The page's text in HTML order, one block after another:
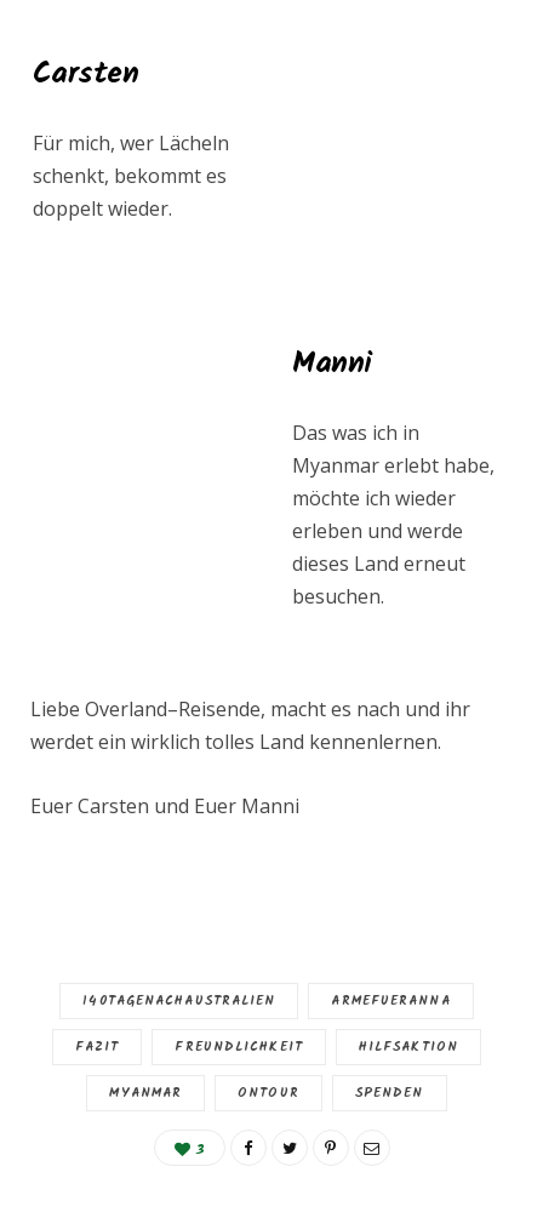
Carsten
Für mich, wer Lächeln
schenkt, bekommt es
doppelt wieder.
Manni
Das was ich in
Myanmar erlebt habe,
möchte ich wieder
erleben und werde
dieses Land erneut
besuchen.
Liebe Overland–Reisende, macht es nach und ihr
werdet ein wirklich tolles Land kennenlernen.
Euer Carsten und Euer Manni
140TAGENACHAUSTRALIEN ARMEFUERANNA
FAZIT FREUNDLICHKEIT HILFSAKTION
MYANMAR ONTOUR SPENDEN
3